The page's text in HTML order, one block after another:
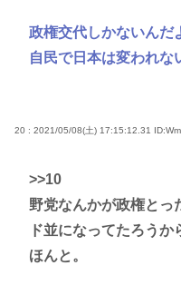
政権交代しかないんだ
自民で日本は変われな
20 : 2021/05/08(土) 17:15:12.31
>>10
野党なんかが政権とっ
ド並になってたろうか
ほんと。